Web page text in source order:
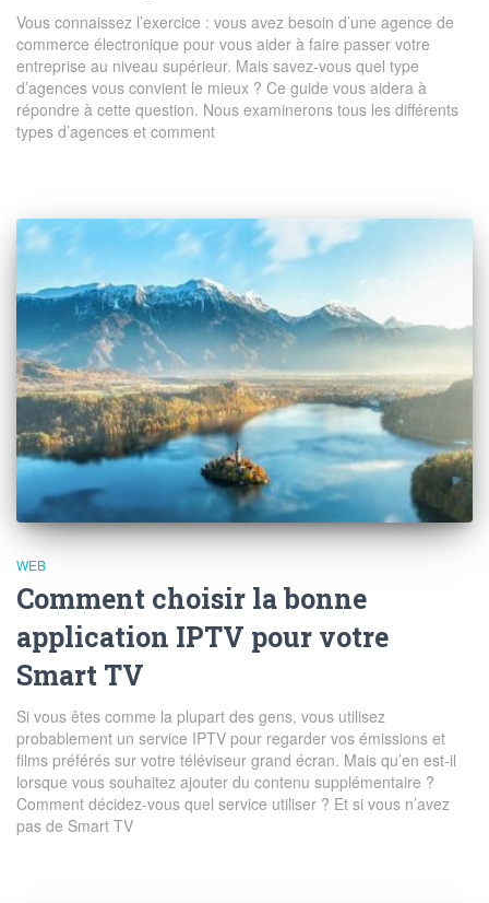
Vous connaissez l’exercice : vous avez besoin d’une agence de
commerce électronique pour vous aider à faire passer votre
entreprise au niveau supérieur. Mais savez-vous quel type
d’agences vous convient le mieux ? Ce guide vous aidera à
répondre à cette question. Nous examinerons tous les différents
types d’agences et comment
WEB
Comment choisir la bonne
application IPTV pour votre
Smart TV
Si vous êtes comme la plupart des gens, vous utilisez
probablement un service IPTV pour regarder vos émissions et
films préférés sur votre téléviseur grand écran. Mais qu’en est-il
lorsque vous souhaitez ajouter du contenu supplémentaire ?
Comment décidez-vous quel service utiliser ? Et si vous n’avez
pas de Smart TV